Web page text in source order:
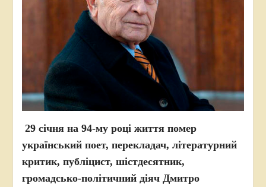
29 січня на 94-му році життя помер
український поет, перекладач, літературний
критик, публіцист, шістдесятник,
громадсько-політичний діяч Дмитро